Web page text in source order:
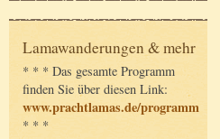
Lamawanderungen & mehr
* * * Das gesamte Programm
finden Sie über diesen Link:
www.prachtlamas.de/programm
* * *